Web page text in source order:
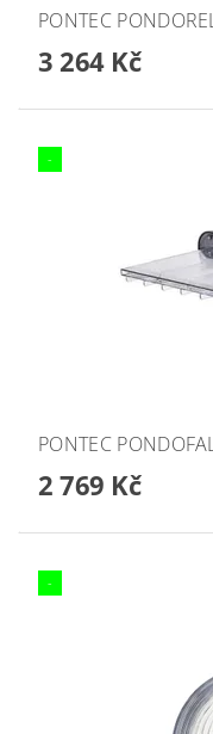
PONTEC
3 264 Kč
-
PONTEC
2 769 Kč
-